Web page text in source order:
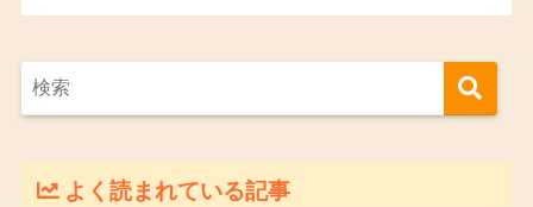
よく読まれている記事